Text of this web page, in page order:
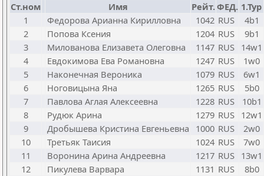
Ст.ном Имя Рейт.ФЕД. 1.Тур
1
Федорова Арианна Кирилловна 1042 RUS
4b1
2
Попова Ксения 1204 RUS
9b1
3
Милованова Елизавета Олеговна 1147 RUS 14w1
4
Евдокимова Ева Романовна 1247 RUS
1w0
5
Наконечная Вероника 1079 RUS
6w1
6
Ноговицына Яна 1265 RUS
5b0
7
Павлова Аглая Алексеевна 1228 RUS
10b1
8
Рудюк Арина 1279 RUS 12w1
9
Дробышева Кристина Евгеньевна 1000 RUS
2w0
10
Третьяк Таисия 1024 RUS
7w0
11
Воронина Арина Андреевна 1217 RUS 13w1
12
Пикулева Варвара 1131 RUS
8b0